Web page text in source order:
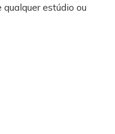
estúdio ou